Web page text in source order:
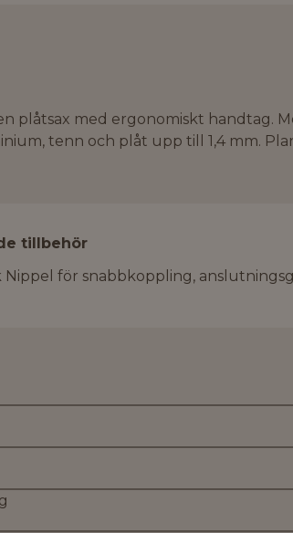
plåtsax med ergonomiskt handtag.
tenn och plåt upp till 1,4 mm.
tillbehör
Nippel för snabbkoppling,